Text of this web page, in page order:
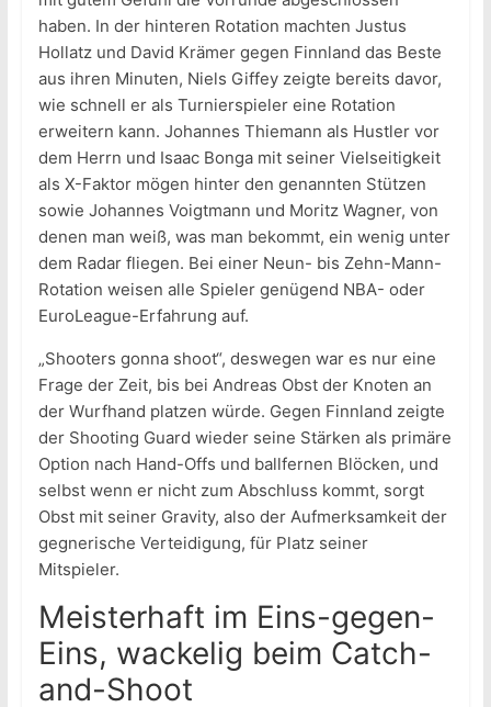
haben. In der hinteren Rotation machten Justus
Hollatz und David Krämer gegen Finnland das Beste
aus ihren Minuten, Niels Giffey zeigte bereits davor,
wie schnell er als Turnierspieler eine Rotation
erweitern kann. Johannes Thiemann als Hustler vor
dem Herrn und Isaac Bonga mit seiner Vielseitigkeit
als X-Faktor mögen hinter den genannten Stützen
sowie Johannes Voigtmann und Moritz Wagner, von
denen man weiß, was man bekommt, ein wenig unter
dem Radar fliegen. Bei einer Neun- bis Zehn-Mann-
Rotation weisen alle Spieler genügend NBA- oder
EuroLeague-Erfahrung auf.
„Shooters gonna shoot“, deswegen war es nur eine
Frage der Zeit, bis bei Andreas Obst der Knoten an
der Wurfhand platzen würde. Gegen Finnland zeigte
der Shooting Guard wieder seine Stärken als primäre
Option nach Hand-Offs und ballfernen Blöcken, und
selbst wenn er nicht zum Abschluss kommt, sorgt
Obst mit seiner Gravity, also der Aufmerksamkeit der
gegnerische Verteidigung, für Platz seiner
Mitspieler.
Meisterhaft im Eins-gegen-
Eins, wackelig beim Catch-
and-Shoot